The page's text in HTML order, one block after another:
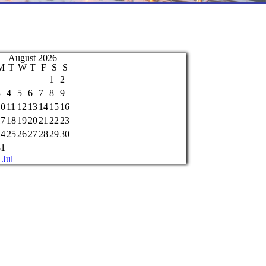
August 2026
T W T F S
S
1
2
4 5 6 7 8
9
11 12 13141516
18192021 22 23
252627282930
Jul